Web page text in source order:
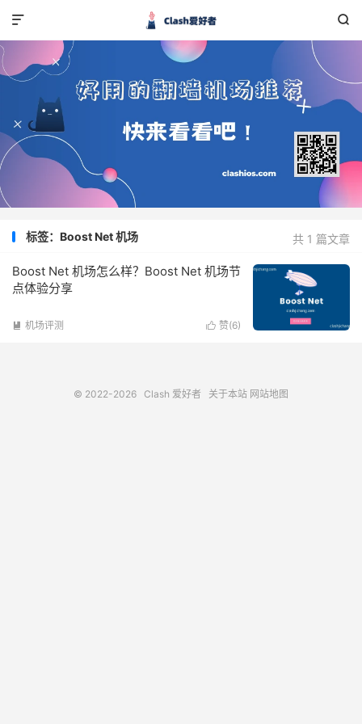


共 1 篇文章
标签：Boost Net 机场
Boost Net 机场怎么样？Boost Net 机场节
点体验分享
 赞(6)
 机场评测
© 2022-2026 Clash 爱好者 关于本站 网站地图